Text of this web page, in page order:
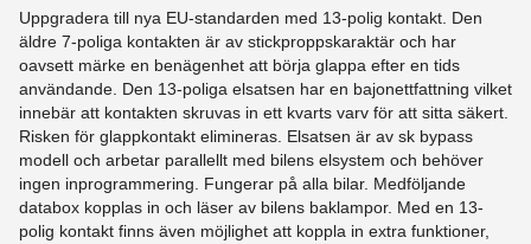
Uppgradera till nya EU-standarden med 13-polig kontakt. Den
äldre 7-poliga kontakten är av stickproppskaraktär och har
oavsett märke en benägenhet att börja glappa efter en tids
användande. Den 13-poliga elsatsen har en bajonettfattning vilket
innebär att kontakten skruvas in ett kvarts varv för att sitta säkert.
Risken för glappkontakt elimineras. Elsatsen är av sk bypass
modell och arbetar parallellt med bilens elsystem och behöver
ingen inprogrammering. Fungerar på alla bilar. Medföljande
databox kopplas in och läser av bilens baklampor. Med en 13-
polig kontakt finns även möjlighet att koppla in extra funktioner,